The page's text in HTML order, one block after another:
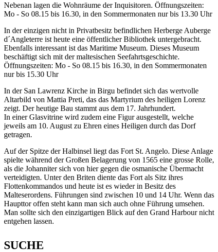
Nebenan lagen die Wohnräume der Inquisitoren. Öffnungszeiten:
Mo - So 08.15 bis 16.30, in den Sommermonaten nur bis 13.30 Uhr
In der einzigen nicht in Privatbesitz befindlichen Herberge Auberge
d´Angleterre ist heute eine öffentlicher Bibliothek untergebracht.
Ebenfalls interessant ist das Maritime Museum. Dieses Museum
beschäftigt sich mit der maltesischen Seefahrtsgeschichte.
Öffnungszeiten: Mo - So 08.15 bis 16.30, in den Sommermonaten
nur bis 15.30 Uhr
In der San Lawrenz Kirche in Birgu befindet sich das wertvolle
Altarbild von Mattia Preti, das das Martyrium des heiligen Lorenz
zeigt. Der heutige Bau stammt aus dem 17. Jahrhundert.
In einer Glasvitrine wird zudem eine Figur ausgestellt, welche
jeweils am 10. August zu Ehren eines Heiligen durch das Dorf
getragen.
Auf der Spitze der Halbinsel liegt das Fort St. Angelo. Diese Anlage
spielte während der Großen Belagerung von 1565 eine grosse Rolle,
als die Johanniter sich von hier gegen die osmanische Übermacht
verteidigten. Unter den Briten diente das Fort als Sitz ihres
Flottenkommandos und heute ist es wieder in Besitz des
Malteserordens. Führungen sind zwischen 10 und 14 Uhr. Wenn das
Haupttor offen steht kann man sich auch ohne Führung umsehen.
Man sollte sich den einzigartigen Blick auf den Grand Harbour nicht
entgehen lassen.
SUCHE